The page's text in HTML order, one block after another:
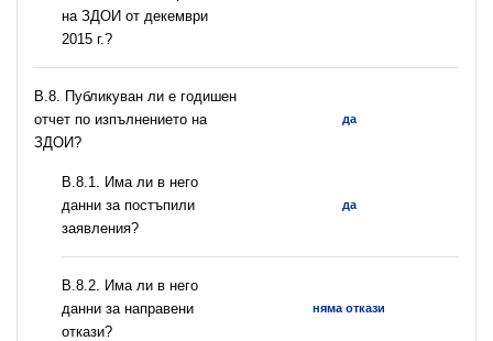
на ЗДОИ от декември
2015 г.?
В.8. Публикуван ли е годишен
отчет по изпълнението на
ЗДОИ?
да
В.8.1. Има ли в него
данни за постъпили
заявления?
да
В.8.2. Има ли в него
данни за направени
откази?
няма откази